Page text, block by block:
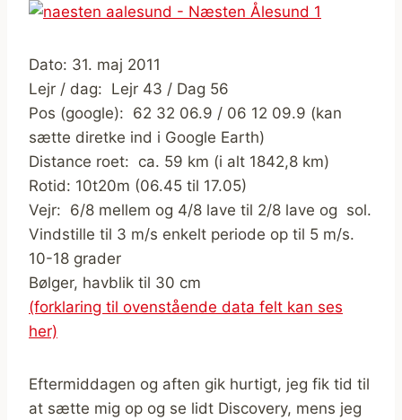
Dato: 31. maj 2011
Lejr / dag: Lejr 43 / Dag 56
Pos (google): 62 32 06.9 / 06 12 09.9 (kan
sætte diretke ind i Google Earth)
Distance roet: ca. 59 km (i alt 1842,8 km)
Rotid: 10t20m (06.45 til 17.05)
Vejr: 6/8 mellem og 4/8 lave til 2/8 lave og sol.
Vindstille til 3 m/s enkelt periode op til 5 m/s.
10-18 grader
Bølger, havblik til 30 cm
(forklaring til ovenstående data felt kan ses
her)
Eftermiddagen og aften gik hurtigt, jeg fik tid til
at sætte mig op og se lidt Discovery, mens jeg